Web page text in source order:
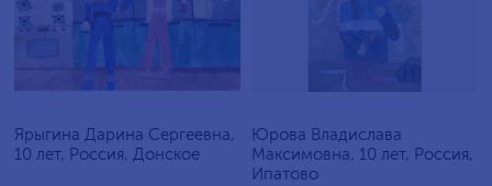
Ярыгина Дарина Сергеевна,
10 лет, Россия, Донское
Юрова Владислава
Максимовна, 10 лет, Россия,
Ипатово